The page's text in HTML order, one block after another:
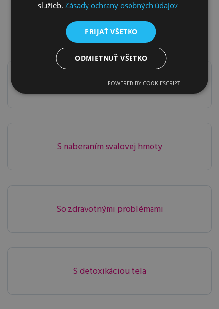
Ako vám môžeme
pomôcť v klinike?
S chudnutím
S naberaním svalovej hmoty
So zdravotnými problémami
S detoxikáciou tela
služieb.Zásady ochrany osobných údajov
PRIJAŤ VŠETKO
ODMIETNUŤ VŠETKO
POWERED BY COOKIESCRIPT